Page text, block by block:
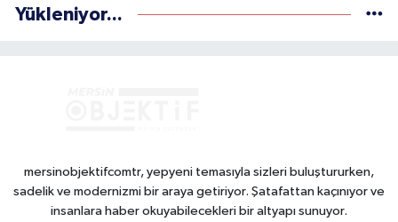
Yükleniyor...
mersinobjektifcomtr, yepyeni temasıyla sizleri buluştururken,
sadelik ve modernizmi bir araya getiriyor. Şatafattan kaçınıyor ve
insanlara haber okuyabilecekleri bir altyapı sunuyor.